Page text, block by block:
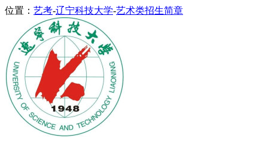
位置： 艺考-辽宁科技大学-艺术类招生简章